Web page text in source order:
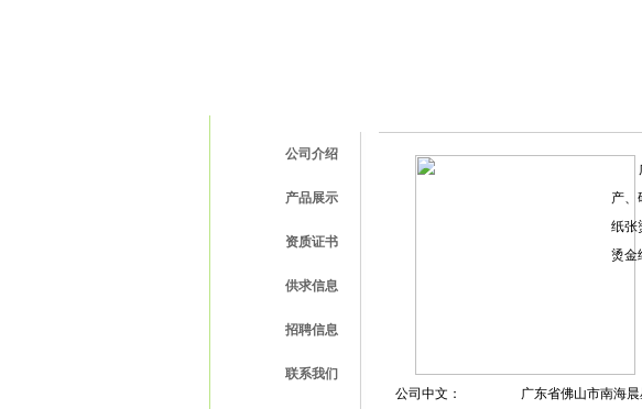
公司介绍
产品展示
资质证书
供求信息
招聘信息
联系我们
产、
纸张
烫金
公司中文：
广东省佛山市南海